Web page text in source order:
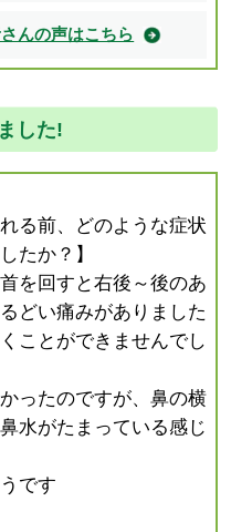
んの声はこちら
した!
れる前、どのような症状
たか？】
を回すと右後～後のあ
どい痛みがありました
ことができませんでし
ったのですが、鼻の横
水がたまっている感じ
です